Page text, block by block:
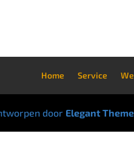
Home Service
door Elegant